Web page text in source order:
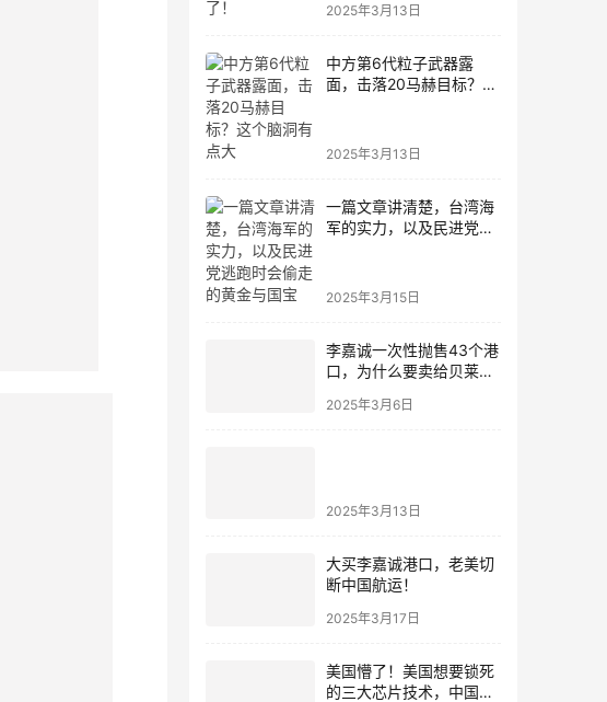
2025年3月13日
中方第6代粒子武器露
面，击落20马赫目标？这
2025年3月13日
一篇文章讲清楚，台湾海
军的实力，以及民进党逃
2025年3月15日
李嘉诚一次性抛售43个港
口，为什么要卖给贝莱德
2025年3月6日
2025年3月13日
大买李嘉诚港口，老美切
断中国航运！
2025年3月17日
美国懵了！美国想要锁死
的三大芯片技术，中国全